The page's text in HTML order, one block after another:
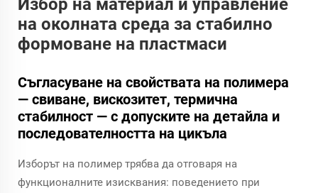
Избор на материал и управление
на околната среда за стабилно
формоване на пластмаси
Съгласуване на свойствата на полимера
— свиване, вискозитет, термична
стабилност — с допуските на детайла и
последователността на цикъла
Изборът на полимер трябва да отговаря на
функционалните изисквания: поведението при